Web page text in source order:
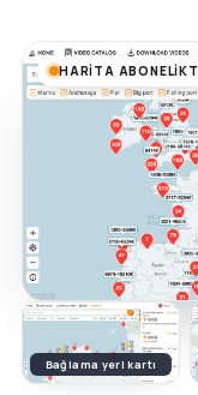
HARITA
Bağlama yeri kartı